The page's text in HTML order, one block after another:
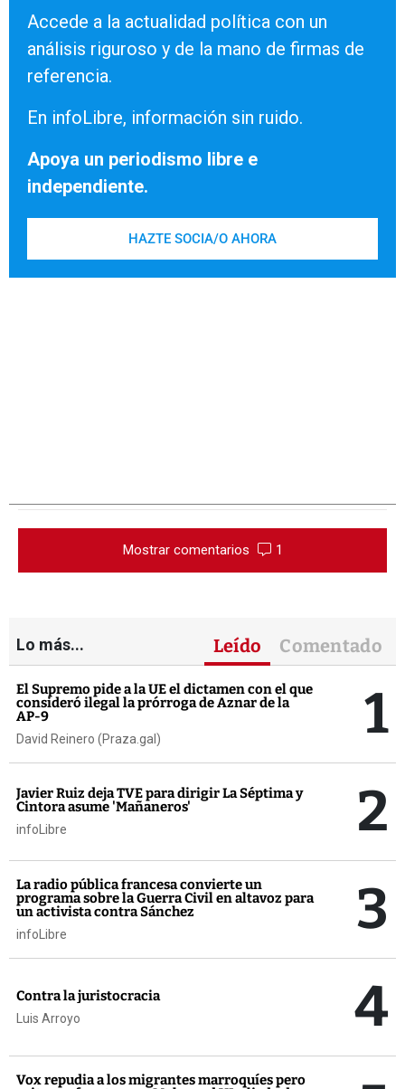
Accede a la actualidad política con un
análisis riguroso y de la mano de firmas de
referencia.
En infoLibre, información sin ruido.
Apoya un periodismo libre e
independiente.
HAZTE SOCIA/O AHORA
Mostrar comentarios 1
Lo más... Leído Comentado
El Supremo pide a la UE el dictamen con el que
consideró ilegal la prórroga de Aznar de la
AP-9
David Reinero (Praza.gal) 1
Javier Ruiz deja TVE para dirigir La Séptima y
Cintora asume 'Mañaneros'
infoLibre 2
La radio pública francesa convierte un
programa sobre la Guerra Civil en altavoz para
un activista contra Sánchez
infoLibre 3
Contra la juristocracia
Luis Arroyo 4
Vox repudia a los migrantes marroquíes pero